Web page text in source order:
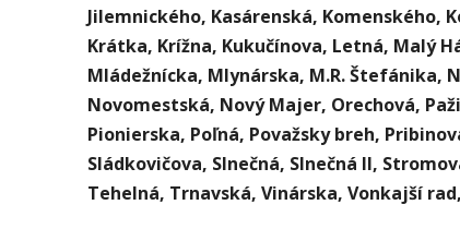
Jilemnického, Kasárenská, Komenského,
Krátka, Krížna, Kukučínova, Letná, Malý
Mládežnícka, Mlynárska, M.R. Štefánika,
Novomestská, Nový Majer, Orechová,
Pionierska, Poľná, Považsky breh,
Sládkovičova, Slnečná, Slnečná II,
Tehelná, Trnavská, Vinárska, Vonkajší